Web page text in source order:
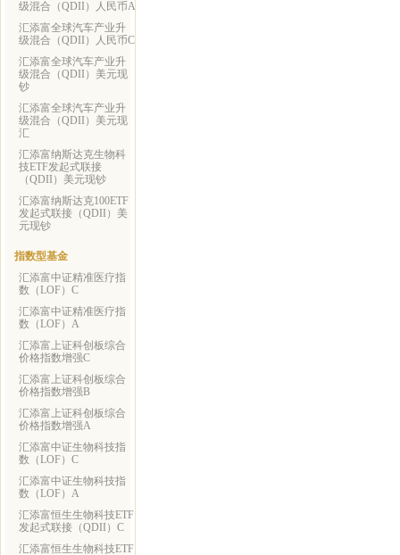
级混合（QDII）人民币A
汇添富全球汽车产业升
级混合（QDII）人民币C
汇添富全球汽车产业升
级混合（QDII）美元现
钞
汇添富全球汽车产业升
级混合（QDII）美元现
汇
汇添富纳斯达克生物科
技ETF发起式联接
（QDII）美元现钞
汇添富纳斯达克100ETF
发起式联接（QDII）美
元现钞
指数型基金
汇添富中证精准医疗指
数（LOF）C
汇添富中证精准医疗指
数（LOF）A
汇添富上证科创板综合
价格指数增强C
汇添富上证科创板综合
价格指数增强B
汇添富上证科创板综合
价格指数增强A
汇添富中证生物科技指
数（LOF）C
汇添富中证生物科技指
数（LOF）A
汇添富恒生生物科技ETF
发起式联接（QDII）C
汇添富恒生生物科技ETF